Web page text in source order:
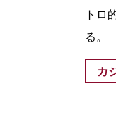
トロ
る。
カ